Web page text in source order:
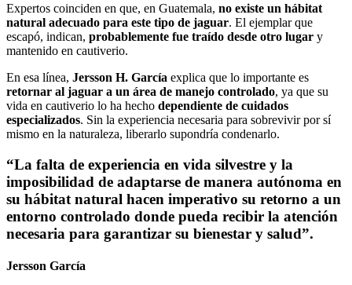
Expertos coinciden en que, en Guatemala, no existe un hábitat
natural adecuado para este tipo de jaguar. El ejemplar que
escapó, indican, probablemente fue traído desde otro lugar y
mantenido en cautiverio.
En esa línea, Jersson H. García explica que lo importante es
retornar al jaguar a un área de manejo controlado, ya que su
vida en cautiverio lo ha hecho dependiente de cuidados
especializados. Sin la experiencia necesaria para sobrevivir por sí
mismo en la naturaleza, liberarlo supondría condenarlo.
“La falta de experiencia en vida silvestre y la
imposibilidad de adaptarse de manera autónoma en
su hábitat natural hacen imperativo su retorno a un
entorno controlado donde pueda recibir la atención
necesaria para garantizar su bienestar y salud”.
Jersson García